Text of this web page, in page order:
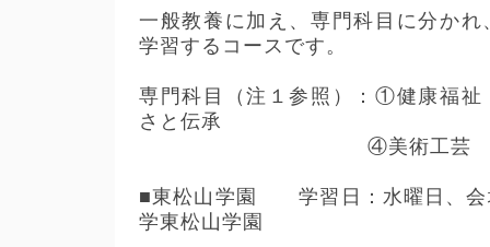
一般教養に加え、専門科目に分か
学習するコースです。
専門科目（注１参照）：①健康
さと伝承
④美術工芸 ⑤福祉
■東松山学園 学習日：水曜日、会
学東松山学園